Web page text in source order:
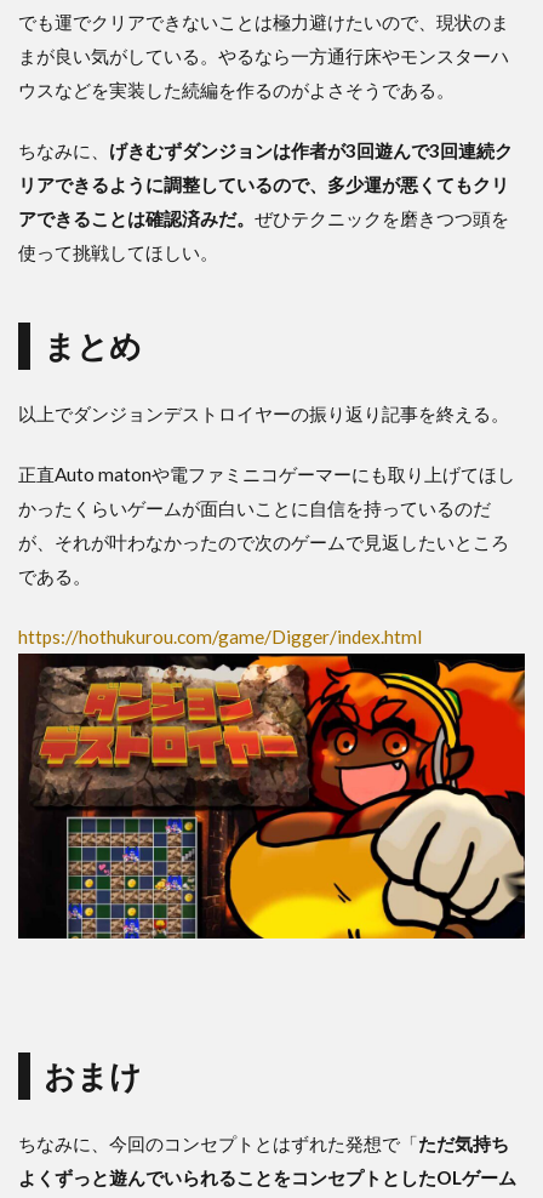
でも運でクリアできないことは極力避けたいので、現状のま
まが良い気がしている。やるなら一方通行床やモンスターハ
ウスなどを実装した続編を作るのがよさそうである。
ちなみに、 げきむずダンジョンは作者が3回遊んで3回連続ク
リアできるように調整しているので、多少運が悪くてもクリ
アできることは確認済みだ。 ぜひテクニックを磨きつつ頭を
使って挑戦してほしい。
まとめ
以上でダンジョンデストロイヤーの振り返り記事を終える。
正直Auto matonや電ファミニコゲーマーにも取り上げてほし
かったくらいゲームが面白いことに自信を持っているのだ
が、それが叶わなかったので次のゲームで見返したいところ
である。
https://hothukurou.com/game/Digger/index.html
おまけ
ちなみに、今回のコンセプトとはずれた発想で「ただ気持ち
よくずっと遊んでいられることをコンセプトとしたOLゲーム